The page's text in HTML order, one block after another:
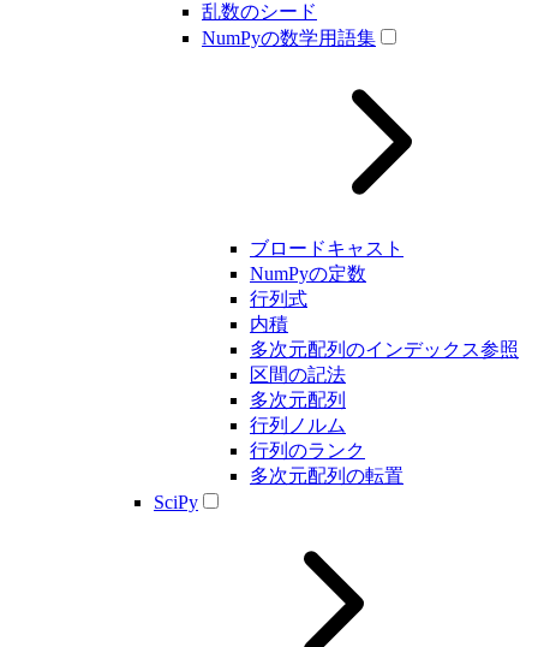
乱数のシード
NumPyの数学用語集
ブロードキャスト
NumPyの定数
行列式
内積
多次元配列のインデックス参照
区間の記法
多次元配列
行列ノルム
行列のランク
多次元配列の転置
SciPy